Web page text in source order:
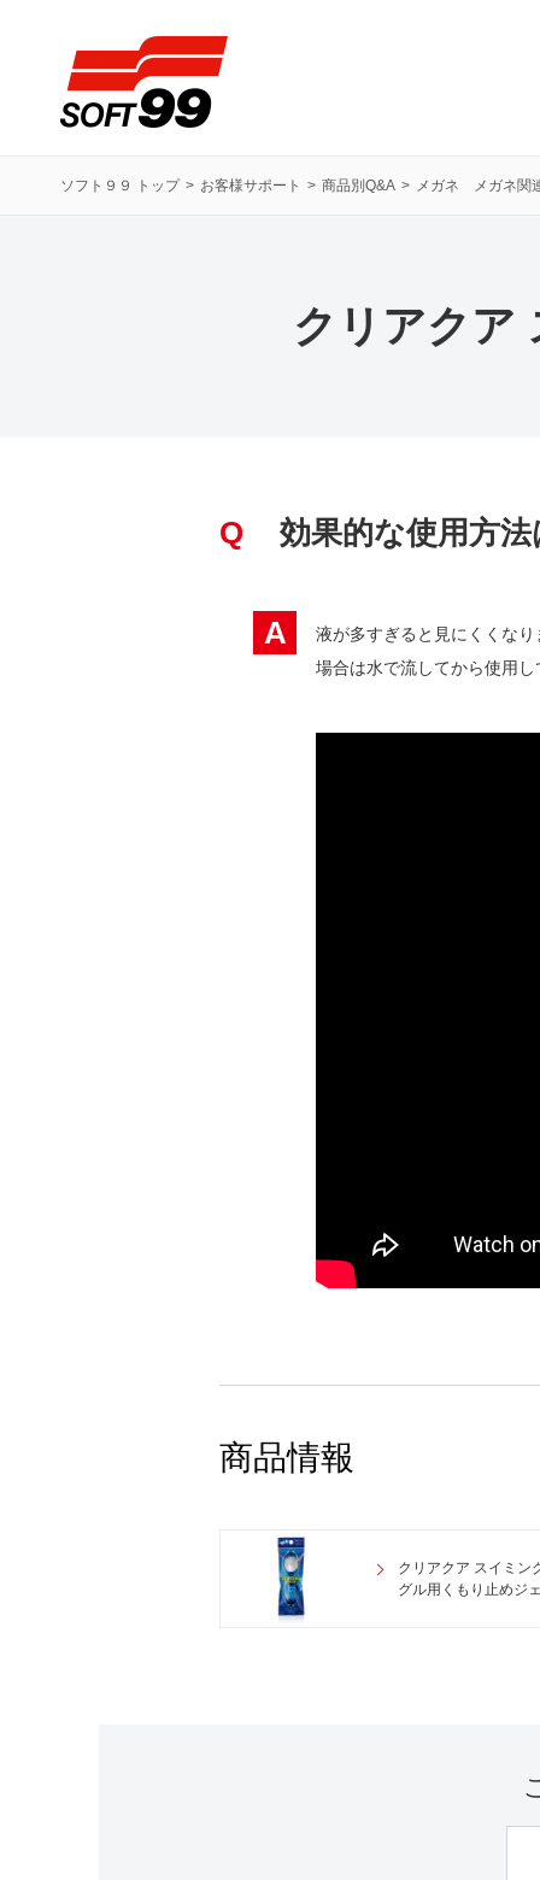
ソフト９９ トップ お客様サポート 商品別Q&A メガネ メガネ関
クリアクア
Q 効果的な使用方
A
液が多すぎると見にくくな
場合は水で流してから使用し
商品情報
クリアクア スイミン
グル用くもり止めジ